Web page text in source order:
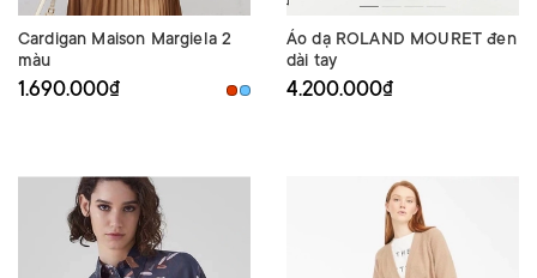
Cardigan Maison Margiela 2
màu
1.690.000₫
Áo dạ ROLAND MOURET đen
dài tay
4.200.000₫